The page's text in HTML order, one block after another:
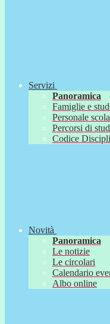
Servizi
Panoramica
Famiglie e
Personale
Percorsi di
Codice
Novità
Panoramica
Le notizie
Le circolari
Calendario
Albo online